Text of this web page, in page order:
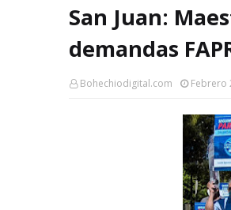
San Juan:
demandas
Bohechiodigital.com Febrero